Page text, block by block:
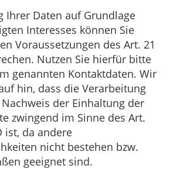
Ihrer Daten auf Grundlage
Interesses können Sie
Voraussetzungen des Art. 21
Nutzen Sie hierfür bitte
genannten Kontaktdaten. Wir
hin, dass die Verarbeitung
der Einhaltung der
zwingend im Sinne des Art.
ist, da andere
nicht bestehen bzw.
geeignet sind.